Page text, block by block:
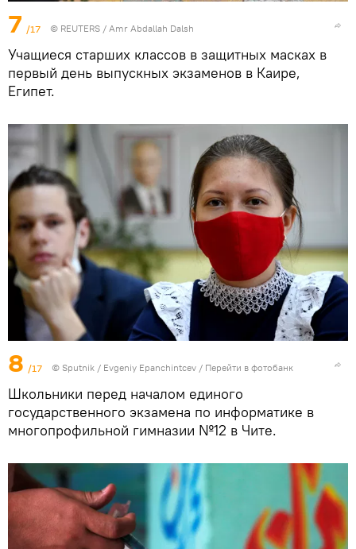
7 /17 © REUTERS / Amr Abdallah Dalsh
Учащиеся старших классов в защитных масках в
первый день выпускных экзаменов в Каире,
Египет.
8 /17 © Sputnik / Evgeniy Epanchintcev / Перейти в фотобанк
Школьники перед началом единого
государственного экзамена по информатике в
многопрофильной гимназии №12 в Чите.